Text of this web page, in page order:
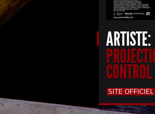
ARTISTE:
CONTROL
SITE OFFICIEL